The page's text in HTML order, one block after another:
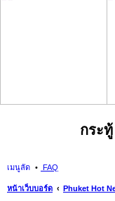
กระ
เมนูลัด FAQ
หน้าเว็บบอร์ด Phuket Hot